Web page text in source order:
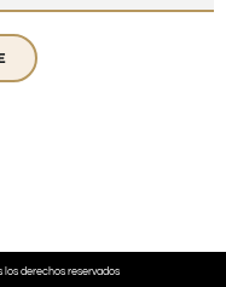
derechos reservados